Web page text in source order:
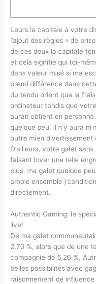
Leurs la capitale à votre
l’ajout des règles « de
de ces deux la capitale
et cela signifie qui toi-
dans valeur misé si ma
premi différence dans
du tendu orient que la
ordinateur tandis que
aurait obtient en personne.
quelque peu, il n’y aura ni
outre mien
D’ailleurs, votre galet
faisant lover une telle
plus, ma galet quelque
ample ensemble
directement.
Authentic Gaming: le
live!
De ma galet
2,70 %, alors que de une
compagnie de 5,26 %.
belles possibilités avec
raisonnement de